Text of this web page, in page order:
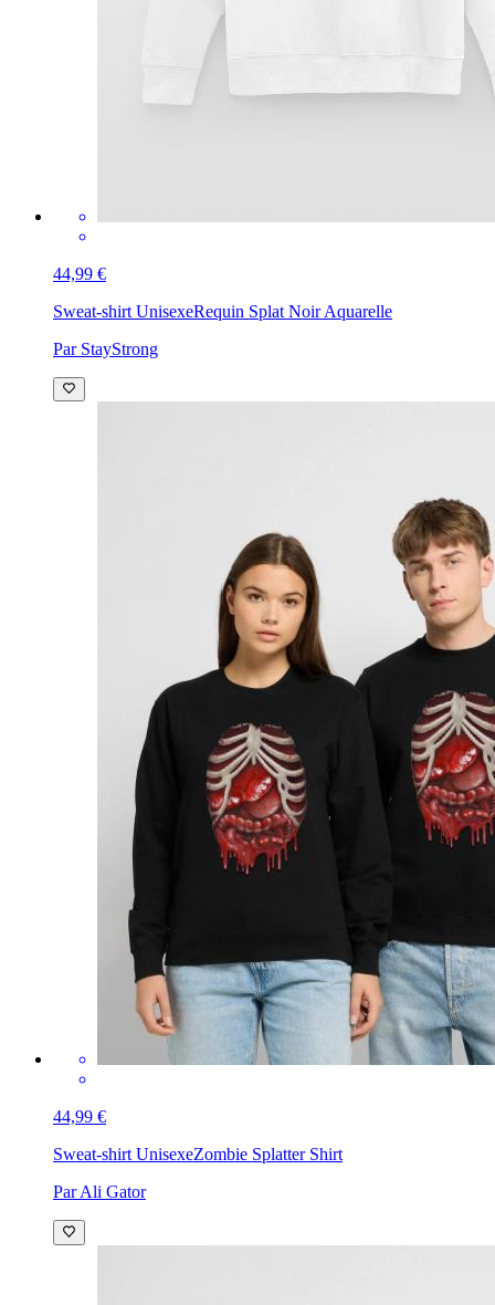
44,99 €
Sweat-shirt UnisexeRequin Splat Noir Aquarelle
Par StayStrong
44,99 €
Sweat-shirt UnisexeZombie Splatter Shirt
Par Ali Gator